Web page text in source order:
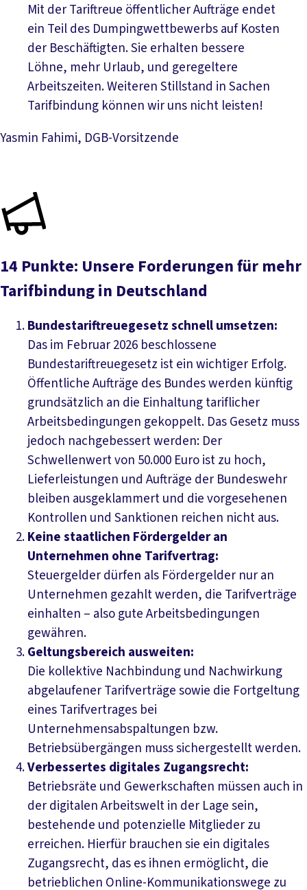
Mit der Tariftreue öffentlicher Aufträge endet
ein Teil des Dumpingwettbewerbs auf Kosten
der Beschäftigten. Sie erhalten bessere
Löhne, mehr Urlaub, und geregeltere
Arbeitszeiten. Weiteren Stillstand in Sachen
Tarifbindung können wir uns nicht leisten!
Yasmin Fahimi, DGB-Vorsitzende
14 Punkte: Unsere Forderungen für mehr
Tarifbindung in Deutschland
Bundestariftreuegesetz schnell umsetzen:
Das im Februar 2026 beschlossene
Bundestariftreuegesetz ist ein wichtiger Erfolg.
Öffentliche Aufträge des Bundes werden künftig
grundsätzlich an die Einhaltung tariflicher
Arbeitsbedingungen gekoppelt. Das Gesetz muss
jedoch nachgebessert werden: Der
Schwellenwert von 50.000 Euro ist zu hoch,
Lieferleistungen und Aufträge der Bundeswehr
bleiben ausgeklammert und die vorgesehenen
Kontrollen und Sanktionen reichen nicht aus.
Keine staatlichen Fördergelder an
Unternehmen ohne Tarifvertrag:
Steuergelder dürfen als Fördergelder nur an
Unternehmen gezahlt werden, die Tarifverträge
einhalten – also gute Arbeitsbedingungen
gewähren.
Geltungsbereich ausweiten:
Die kollektive Nachbindung und Nachwirkung
abgelaufener Tarifverträge sowie die Fortgeltung
eines Tarifvertrages bei
Unternehmensabspaltungen bzw.
Betriebsübergängen muss sichergestellt werden.
Verbessertes digitales Zugangsrecht:
Betriebsräte und Gewerkschaften müssen auch in
der digitalen Arbeitswelt in der Lage sein,
bestehende und potenzielle Mitglieder zu
erreichen. Hierfür brauchen sie ein digitales
Zugangsrecht, das es ihnen ermöglicht, die
betrieblichen Online-Kommunikationswege zu